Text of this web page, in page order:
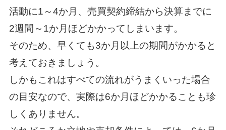
活動に1～4か月、売買契約締結から決算までに
2週間～1か月ほどかかってしまいます。
そのため、早くても3か月以上の期間がかかると
考えておきましょう。
しかもこれはすべての流れがうまくいった場合
の目安なので、実際は6か月ほどかかることも珍
しくありません。